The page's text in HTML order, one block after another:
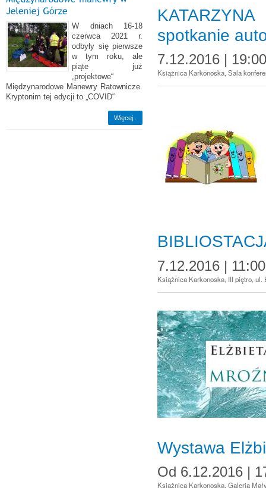
W dniach 16-18
czerwca 2021 r.
odbyły się pierwsze
w tym roku, ale
piąte już
„projektowe“
Międzynarodowe Manewry Ratownicze.
Kryptonim tej edycji to „COVID“
Więcej..
spotkanie
7.12.2016 | 19:00
Książnica Karkonoska, Sala
7.12.2016 | 11:00
Książnica Karkonoska, III piętro, ul.
Wystawa
Od 6.12.2016 |
Książnica Karkonoska, Galeria